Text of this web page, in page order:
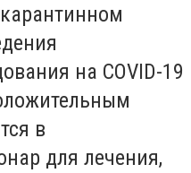
на COVID-19
в
для лечения,